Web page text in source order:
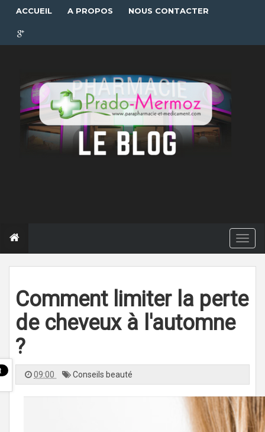
ACCUEIL A PROPOS NOUS CONTACTER
T
o
g
l
a
v
i
Comment limiter la perte
de cheveux à l'automne
?
09:00 Conseils beauté